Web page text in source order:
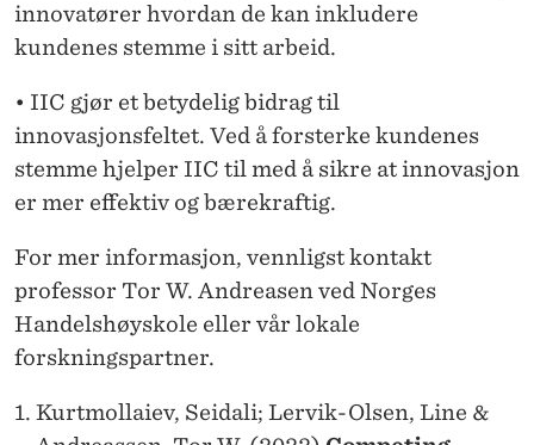
innovatører hvordan de kan inkludere
kundenes stemme i sitt arbeid.
• IIC gjør et betydelig bidrag til
innovasjonsfeltet. Ved å forsterke kundenes
stemme hjelper IIC til med å sikre at innovasjon
er mer effektiv og bærekraftig.
For mer informasjon, vennligst kontakt
professor Tor W. Andreasen ved Norges
Handelshøyskole eller vår lokale
forskningspartner.
Kurtmollaiev, Seidali; Lervik-Olsen, Line &